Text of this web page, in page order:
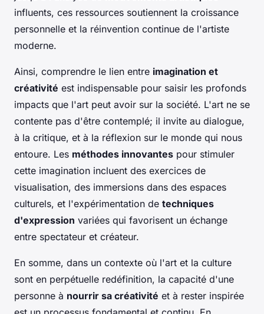
influents, ces ressources soutiennent la croissance
personnelle et la réinvention continue de l'artiste
moderne.
Ainsi, comprendre le lien entre imagination et
créativité est indispensable pour saisir les profonds
impacts que l'art peut avoir sur la société. L'art ne se
contente pas d'être contemplé; il invite au dialogue,
à la critique, et à la réflexion sur le monde qui nous
entoure. Les méthodes innovantes pour stimuler
cette imagination incluent des exercices de
visualisation, des immersions dans des espaces
culturels, et l'expérimentation de techniques
d'expression variées qui favorisent un échange
entre spectateur et créateur.
En somme, dans un contexte où l'art et la culture
sont en perpétuelle redéfinition, la capacité d'une
personne à nourrir sa créativité et à rester inspirée